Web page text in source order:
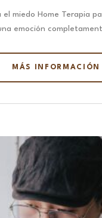
el miedo Home Terapia
emoción
MÁS INFORMACIÓN